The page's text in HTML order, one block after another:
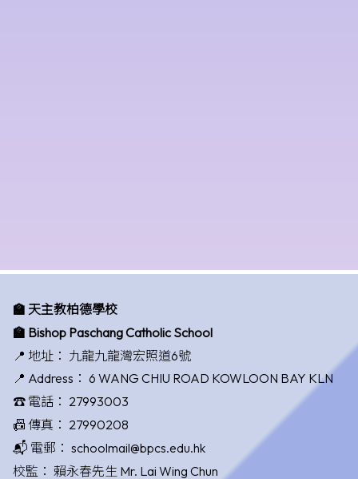
🏫 天主教柏德學校
🏫 Bishop Paschang Catholic School
📍 地址： 九龍九龍灣宏照道6號
📍 Address： 6 WANG CHIU ROAD KOWLOON BAY KLN
☎️ 電話： 27993003
📠 傳真： 27990208
📬 電郵： schoolmail@bpcs.edu.hk
校監： 賴永春先生 Mr. Lai Wing Chun